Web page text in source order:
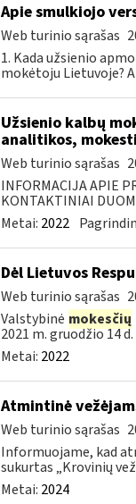
Apie smulkiojo
Web turinio sąrašas
1. Kada užsienio
mokėtoju Lietuvoje?
Užsienio kalbų
analitikos,
Web turinio sąrašas
INFORMACIJA APIE
KONTAKTINIAI
Metai: 2022
Dėl Lietuvos
Web turinio sąrašas
Valstybinė mokesčių
2021 m. gruodžio 14
Metai: 2022
Atmintinė
Web turinio sąrašas
Informuojame, kad
sukurtas „Krovinių
Metai: 2024